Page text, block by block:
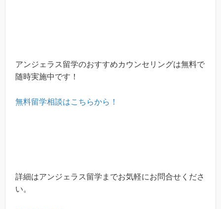
アンジェラス留学のおすすめカウンセリングは無料で
随時実施中です！
無料留学相談はこちらから！
詳細はアンジェラス留学までお気軽にお問合せくださ
い。